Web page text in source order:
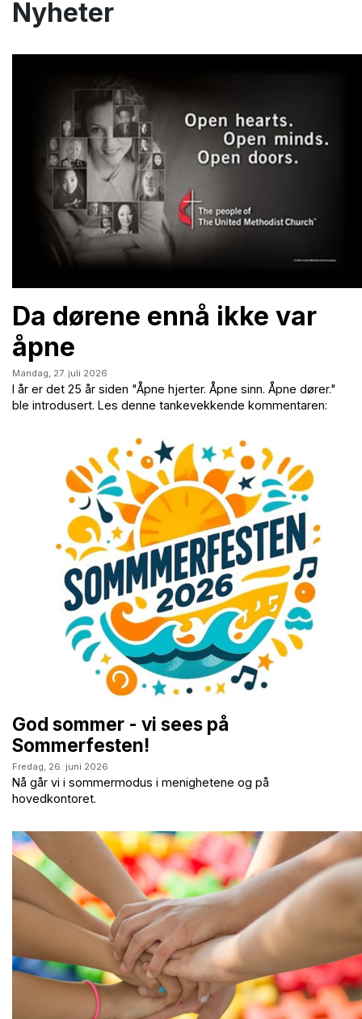
Nyheter
Da dørene ennå ikke var
åpne
Mandag, 27. juli 2026
I år er det 25 år siden "Åpne hjerter. Åpne sinn. Åpne dører."
ble introdusert. Les denne tankevekkende kommentaren:
God sommer - vi sees på
Sommerfesten!
Fredag, 26. juni 2026
Nå går vi i sommermodus i menighetene og på
hovedkontoret.